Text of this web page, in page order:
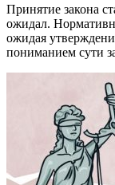
Принятие закона
ожидал.
ожидая
пониманием сути